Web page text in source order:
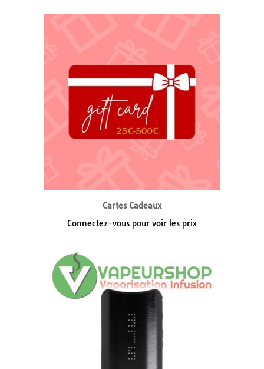
Cartes Cadeaux
Connectez-vous pour voir les prix